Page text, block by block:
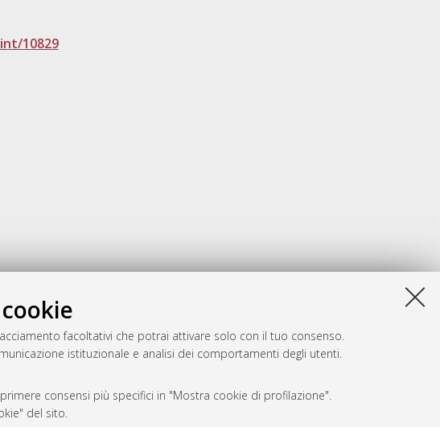
facoltativi che potrai attivare solo con il tuo consenso.
istituzionale e analisi dei comportamenti degli utenti.
consensi più specifici in "Mostra cookie di profilazione".
del sito.
10829